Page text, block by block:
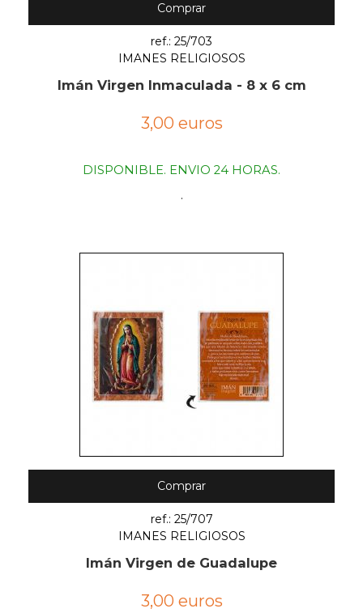
Comprar
ref.: 25/703
IMANES RELIGIOSOS
Imán Virgen Inmaculada - 8 x 6 cm
3,00 euros
DISPONIBLE. ENVIO 24 HORAS.
.
Comprar
ref.: 25/707
IMANES RELIGIOSOS
Imán Virgen de Guadalupe
3,00 euros